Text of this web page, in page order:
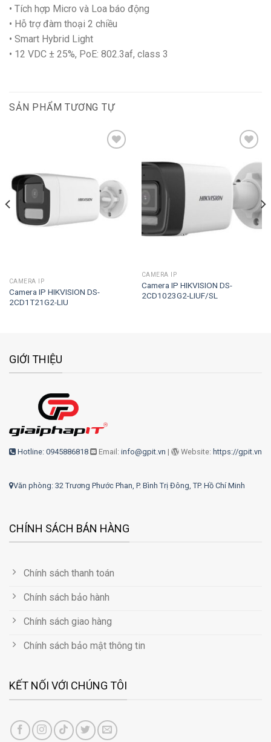
• Tích hợp Micro và Loa báo động
• Hỗ trợ đàm thoại 2 chiều
• Smart Hybrid Light
• 12 VDC ± 25%, PoE: 802.3af, class 3
SẢN PHẨM TƯƠNG TỰ
Add to
wishlist
CAMERA IP
Camera IP HIKVISION DS-
2CD1T21G2-LIU
Add to
wishlist
CAMERA IP
Camera IP HIKVISION DS-
2CD1023G2-LIUF/SL
GIỚI THIỆU
Hotline: 0945886818 Email: info@gpit.vn | Website: https://gpit.vn
Văn phòng: 32 Trương Phước Phan, P. Bình Trị Đông, TP. Hồ Chí Minh
CHÍNH SÁCH BÁN HÀNG
Chính sách thanh toán
Chính sách bảo hành
Chính sách giao hàng
Chính sách bảo mật thông tin
KẾT NỐI VỚI CHÚNG TÔI